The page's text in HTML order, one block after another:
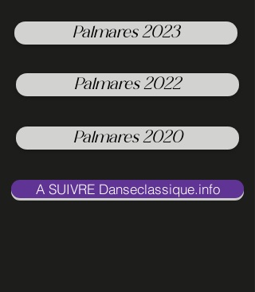
Palmares 2023
Palmares 2022
Palmares 2020
A SUIVRE Danseclassique.info